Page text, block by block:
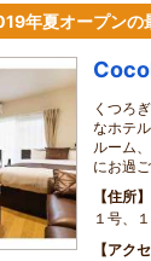
年夏オープンの
くつろ
なホテ
ルーム
にお過
住所
１号、
アク